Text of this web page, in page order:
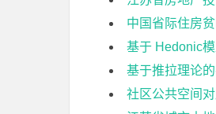
中国省际住房
基于 Hedonic
基于推拉理论
社区公共空间